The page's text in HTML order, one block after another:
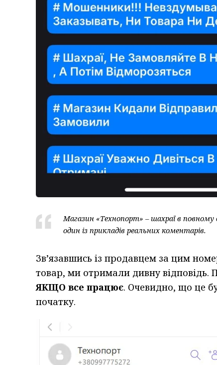
Магазин «Технопорт» – шахраї в
один із прикладів реальних коментарів.
Зв’язавшись із продавцем за цим
товар, ми отримали дивну відповідь.
ЯКЩО все працює. Очевидно, що це
початку.